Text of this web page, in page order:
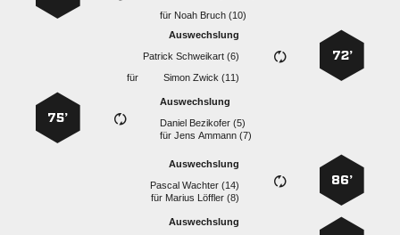
für   
72’
Auswechslung
  
für
  
Auswechslung
  
für  
75’
86’
Auswechslung
  
für   
Auswechslung